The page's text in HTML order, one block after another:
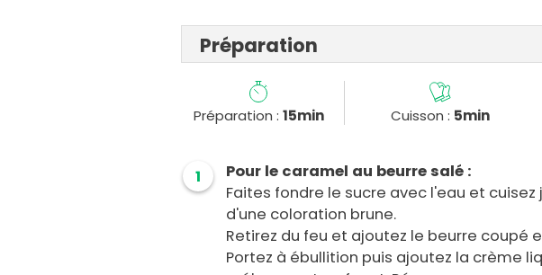
Préparation
Préparation : 15min Cuisson : 5min
1
Pour le caramel au beurre salé :
Faites fondre le sucre avec l'eau et
d'une coloration brune.
Retirez du feu et ajoutez le beurre coupé
Portez à ébullition puis ajoutez la crème